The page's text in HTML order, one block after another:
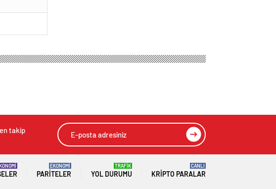
takip
PARITELER
EKONOMİ
YOL DURUMU
TRAFİK
KRIPTO PARALAR
CANLI